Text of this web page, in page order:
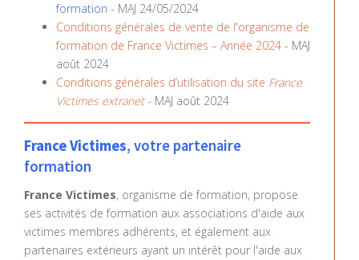
formation - MAJ 24/05/2024
Conditions générales de vente de l'organisme de
formation de France Victimes – Année 2024 - MAJ
août 2024
Conditions générales d’utilisation du site France
Victimes extranet - MAJ août 2024
France Victimes, votre partenaire
formation
France Victimes, organisme de formation, propose
ses activités de formation aux associations d'aide aux
victimes membres adhérents, et également aux
partenaires extérieurs ayant un intérêt pour l'aide aux